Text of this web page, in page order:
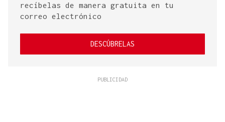
recíbelas de manera gratuita en tu
correo electrónico
DESCÚBRELAS